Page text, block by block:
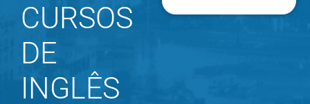
CURSOS
DE
INGLÊS